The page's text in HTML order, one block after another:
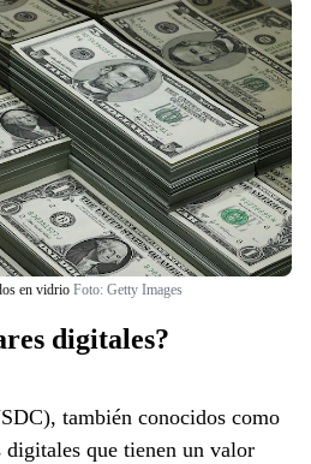
en vidrio Foto: Getty Images
digitales?
también conocidos como
digitales que tienen un valor